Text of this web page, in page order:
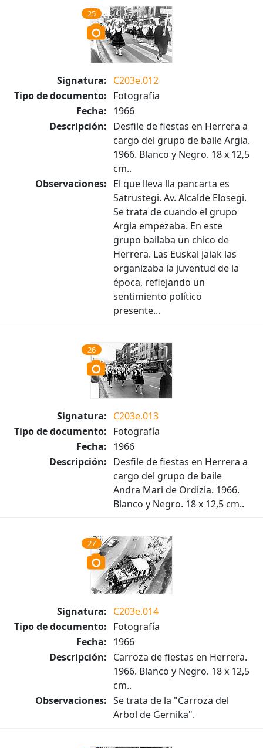
25
Signatura: C203e.012
Tipo de documento: Fotografía
Fecha: 1966
Descripción: Desfile de fiestas en Herrera a
cargo del grupo de baile Argia.
1966. Blanco y Negro. 18 x 12,5
cm..
Observaciones: El que lleva lla pancarta es
Satrustegi. Av. Alcalde Elosegi.
Se trata de cuando el grupo
Argia empezaba. En este
grupo bailaba un chico de
Herrera. Las Euskal Jaiak las
organizaba la juventud de la
época, reflejando un
sentimiento político
presente...
26
Signatura: C203e.013
Tipo de documento: Fotografía
Fecha: 1966
Descripción: Desfile de fiestas en Herrera a
cargo del grupo de baile
Andra Mari de Ordizia. 1966.
Blanco y Negro. 18 x 12,5 cm..
27
Signatura: C203e.014
Tipo de documento: Fotografía
Fecha: 1966
Descripción: Carroza de fiestas en Herrera.
1966. Blanco y Negro. 18 x 12,5
cm..
Observaciones: Se trata de la "Carroza del
Arbol de Gernika".